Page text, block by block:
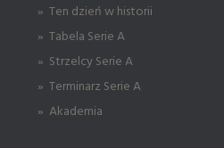
» Ten dzień w historii
» Tabela Serie A
» Strzelcy Serie A
» Terminarz Serie A
» Akademia